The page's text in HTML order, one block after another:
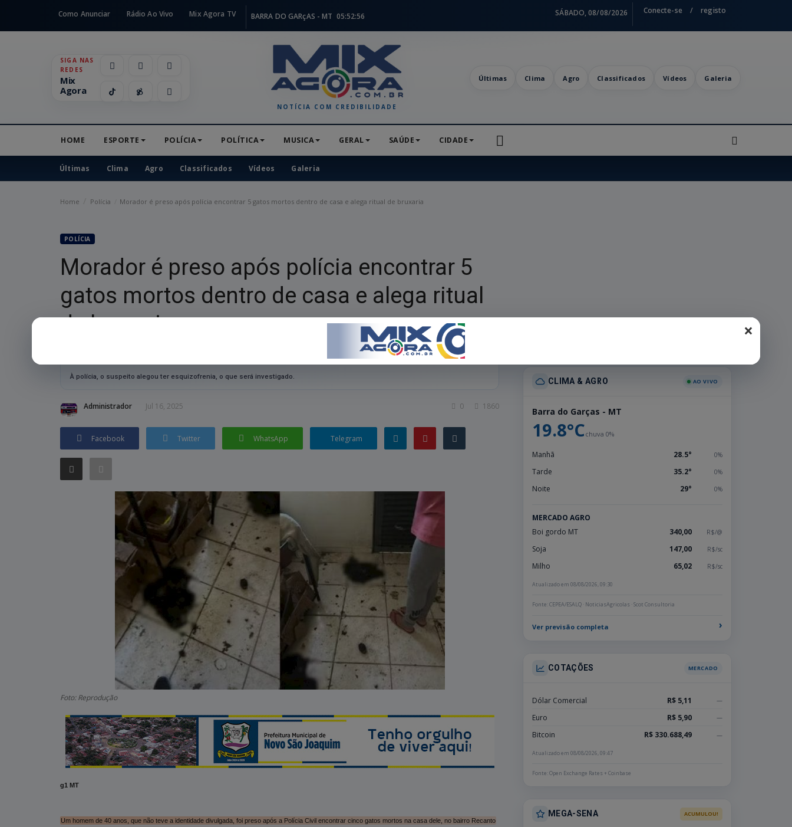
Como Anunciar Rádio Ao Vivo Mix Agora TV BARRA DO GARçAS - MT 05:52:58 SÁBADO, 08/08/2026 Conecte-se / registo
SIGA NAS
REDES
Mix
Agora
NOTÍCIA COM CREDIBILIDADE
Últimas Clima Agro Classificados Vídeos Galeria
HOME ESPORTE POLÍCIA POLÍTICA MUSICA GERAL SAÚDE CIDADE
Últimas Clima Agro Classificados Vídeos Galeria
×
Home Polícia Morador é preso após polícia encontrar 5 gatos mortos dentro de casa e alega ritual de bruxaria
POLÍCIA
Morador é preso após polícia encontrar 5
gatos mortos dentro de casa e alega ritual
de bruxaria
À polícia, o suspeito alegou ter esquizofrenia, o que será investigado.
Administrador Jul 16, 2025 1860
0
Facebook Twitter WhatsApp Telegram
Foto: Reprodução
g1 MT
Um homem de 40 anos, que não teve a identidade divulgada, foi preso após a Polícia Civil encontrar cinco gatos mortos na casa dele, no bairro Recanto
CLIMA & AGRO AO VIVO
Barra do Garças - MT
19.8°Cchuva 0%
Manhã 28.5° 0%
Tarde 35.2° 0%
Noite 29° 0%
MERCADO AGRO
Boi gordo MT
340,00 R$/@
Soja 147,00 R$/sc
Milho 65,02 R$/sc
Atualizado em 08/08/2026, 09:30
Fonte: CEPEA/ESALQ · NoticiasAgricolas · Scot Consultoria
Ver previsão completa ›
COTAÇÕES MERCADO
Dólar Comercial R$ 5,11 —
Euro R$ 5,90 —
Bitcoin R$ 330.688,49 —
Atualizado em 08/08/2026, 09:47
Fonte: Open Exchange Rates + Coinbase
MEGA-SENA ACUMULOU!